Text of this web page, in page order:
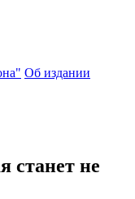
Об издании
станет не